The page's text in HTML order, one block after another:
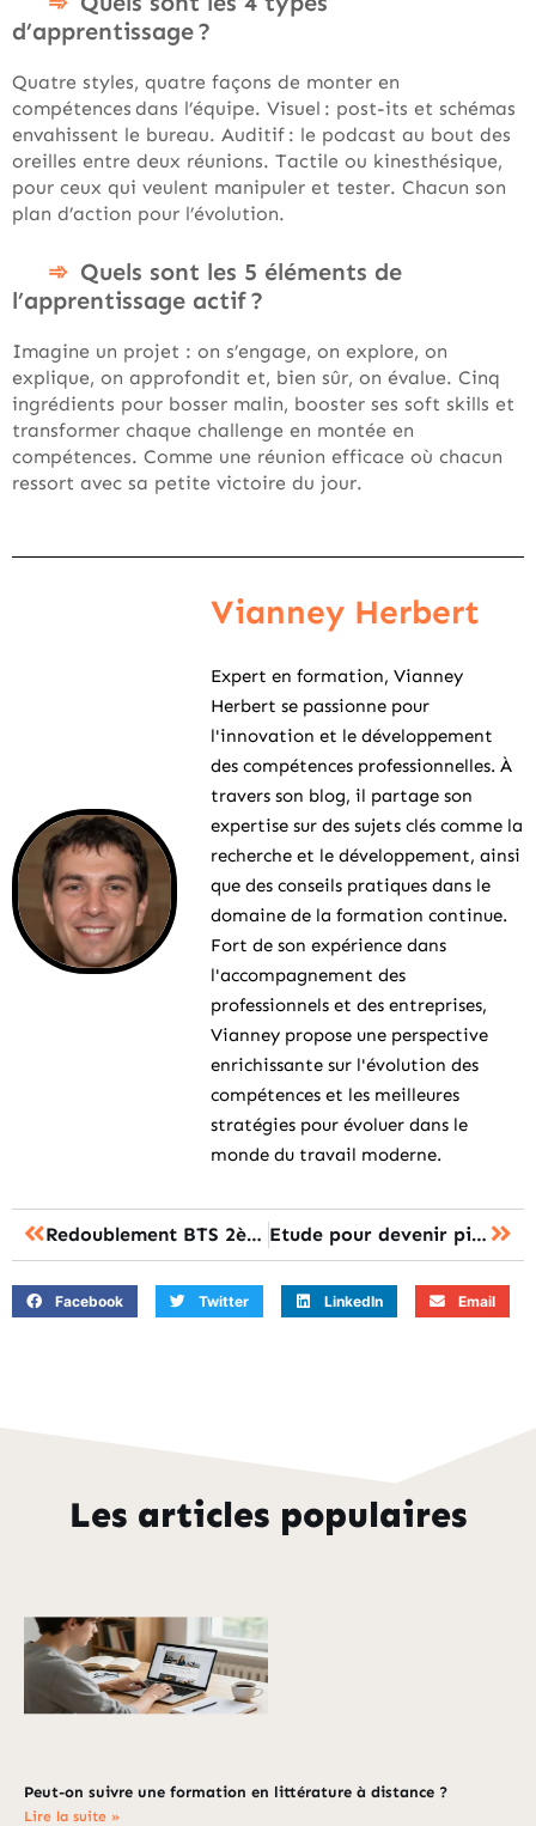
d’apprentissage ?
Quatre styles, quatre façons de monter en
compétences dans l’équipe. Visuel : post-its et schémas
envahissent le bureau. Auditif : le podcast au bout des
oreilles entre deux réunions. Tactile ou kinesthésique,
pour ceux qui veulent manipuler et tester. Chacun son
plan d’action pour l’évolution.
Quels sont les 5 éléments de
l’apprentissage actif ?
Imagine un projet : on s’engage, on explore, on
explique, on approfondit et, bien sûr, on évalue. Cinq
ingrédients pour bosser malin, booster ses soft skills et
transformer chaque challenge en montée en
compétences. Comme une réunion efficace où chacun
ressort avec sa petite victoire du jour.
Vianney Herbert
Expert en formation, Vianney
Herbert se passionne pour
l'innovation et le développement
des compétences professionnelles. À
travers son blog, il partage son
expertise sur des sujets clés comme la
recherche et le développement, ainsi
que des conseils pratiques dans le
domaine de la formation continue.
Fort de son expérience dans
l'accompagnement des
professionnels et des entreprises,
Vianney propose une perspective
enrichissante sur l'évolution des
compétences et les meilleures
stratégies pour évoluer dans le
monde du travail moderne.
Redoublement BTS 2ème année : la procédure à suivre et les droits étudiants Etude pour devenir pilote : les parcours et prérequis pour réussir
Facebook Twitter LinkedIn Email
Les articles populaires
Peut-on suivre une formation en littérature à distance ?
Lire la suite »